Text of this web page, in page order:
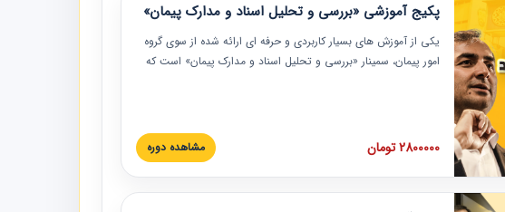
پکیج آموزشی «بررسی و تحلیل اسناد و مدارک پیمان»
یکی از آموزش‏‏‏‏‏‏ های بسیار کاربردی و حرفه‏ ای ارائه شده از سوی گروه
امور پیمان، سمینار «بررسی و تحلیل اسناد و مدارک پیمان» است که
عملی در این خصوص ارائه شده است.
2800000 تومان مشاهده دوره